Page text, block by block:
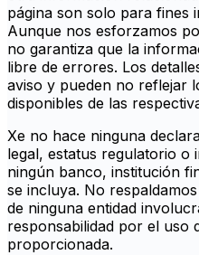
página son solo para fines
Aunque nos esforzamos
no garantiza que la
libre de errores. Los
aviso y pueden no reflejar
disponibles de las
Xe no hace ninguna
legal, estatus regulatorio o
ningún banco, institución
se incluya. No
de ninguna entidad
responsabilidad por el uso
proporcionada.